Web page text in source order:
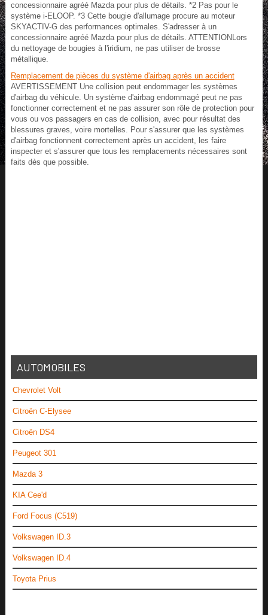
concessionnaire agréé Mazda pour plus de détails. *2 Pas pour le
système i-ELOOP. *3 Cette bougie d'allumage procure au moteur
SKYACTIV-G des performances optimales. S'adresser à un
concessionnaire agréé Mazda pour plus de détails. ATTENTIONLors
du nettoyage de bougies à l'iridium, ne pas utiliser de brosse
métallique.
Remplacement de pièces du système d'airbag après un accident
AVERTISSEMENT Une collision peut endommager les systèmes
d'airbag du véhicule. Un système d'airbag endommagé peut ne pas
fonctionner correctement et ne pas assurer son rôle de protection pour
vous ou vos passagers en cas de collision, avec pour résultat des
blessures graves, voire mortelles. Pour s'assurer que les systèmes
d'airbag fonctionnent correctement après un accident, les faire
inspecter et s'assurer que tous les remplacements nécessaires sont
faits dès que possible.
AUTOMOBILES
Chevrolet Volt
Citroën C-Elysee
Citroën DS4
Peugeot 301
Mazda 3
KIA Cee'd
Ford Focus (C519)
Volkswagen ID.3
Volkswagen ID.4
Toyota Prius